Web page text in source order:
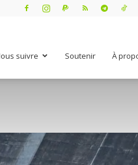
suivre Soutenir À